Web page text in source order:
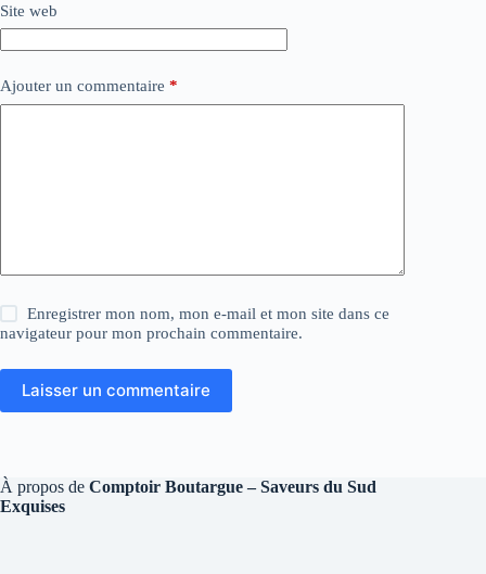
Site web
Ajouter un commentaire *
Enregistrer mon nom, mon e-mail et mon site dans ce
navigateur pour mon prochain commentaire.
Laisser un commentaire
À propos de Comptoir Boutargue – Saveurs du Sud
Exquises